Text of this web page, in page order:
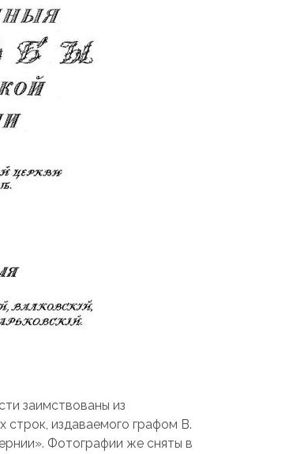
заимствованы из
строк, издаваемого графом В.
Фотографии же сняты в